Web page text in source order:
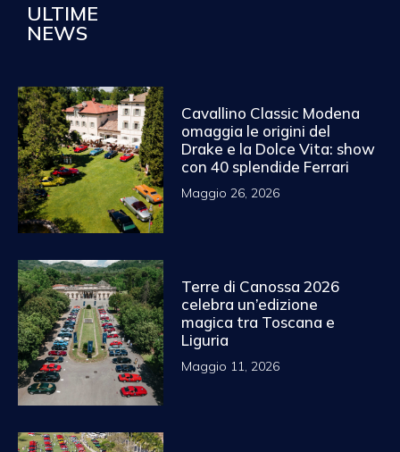
ULTIME
NEWS
Cavallino Classic Modena
omaggia le origini del
Drake e la Dolce Vita: show
con 40 splendide Ferrari
Maggio 26, 2026
Terre di Canossa 2026
celebra un’edizione
magica tra Toscana e
Liguria
Maggio 11, 2026